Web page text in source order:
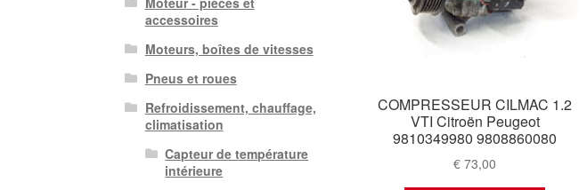
COMPRESSEUR CILMAC 1.2
VTI Citroën Peugeot
9810349980 9808860080
€ 73,00
accessoires
Moteurs, boîtes de vitesses
Pneus et roues
Refroidissement, chauffage,
climatisation
Capteur de température
intérieure